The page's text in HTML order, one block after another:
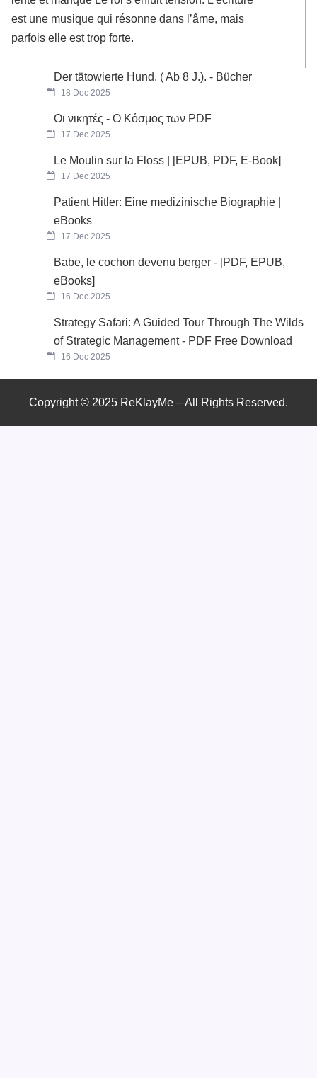
est une musique qui résonne dans l’âme, mais
parfois elle est trop forte.
Der tätowierte Hund. ( Ab 8 J.). - Bücher
18 Dec 2025
Οι νικητές - Ο Κόσμος των PDF
17 Dec 2025
Le Moulin sur la Floss | [EPUB, PDF, E-Book]
17 Dec 2025
Patient Hitler: Eine medizinische Biographie |
eBooks
17 Dec 2025
Babe, le cochon devenu berger - [PDF, EPUB,
eBooks]
16 Dec 2025
Strategy Safari: A Guided Tour Through The Wilds
of Strategic Management - PDF Free Download
16 Dec 2025
Copyright © 2025 ReKlayMe – All Rights Reserved.